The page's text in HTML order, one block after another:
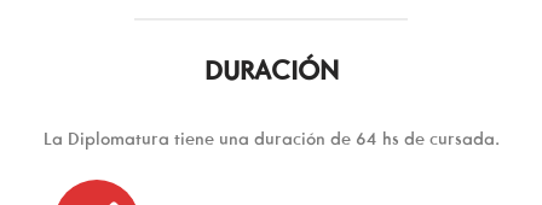
DURACIÓN
La Diplomatura tiene una duración de 64 hs de cursada.